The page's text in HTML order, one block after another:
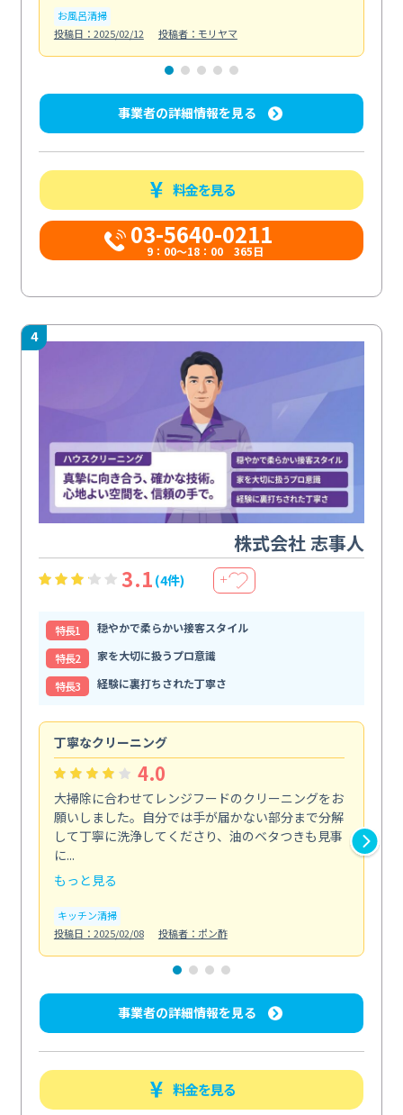
お風呂清掃
投稿日：2025/02/12
投稿者：モリヤマ
事業者の詳細情報を見る
料金を見る
03-5640-0211
9：00～18：00 365日
4
株式会社 志事人
3.1 (4件) ＋
特⻑1
穏やかで柔らかい接客スタイル
特⻑2
家を大切に扱うプロ意識
特⻑3
経験に裏打ちされた丁寧さ
丁寧なクリーニング
4.0
大掃除に合わせてレンジフードのクリーニングをお
願いしました。自分では手が届かない部分まで分解
して丁寧に洗浄してくださり、油のベタつきも見事
に...
もっと見る
キッチン清掃
投稿日：2025/02/08
投稿者：ポン酢
事業者の詳細情報を見る
料金を見る